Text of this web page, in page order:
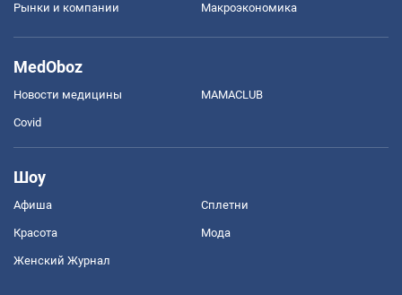
Рынки и компании Mакроэкономика
MedOboz
Новости медицины MAMACLUB
Covid
Шоу
Афиша Сплетни
Красота Мода
Женский Журнал